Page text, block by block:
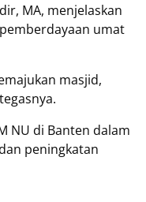
MA, menjelaskan
umat
masjid,
NU di Banten dalam
peningkatan